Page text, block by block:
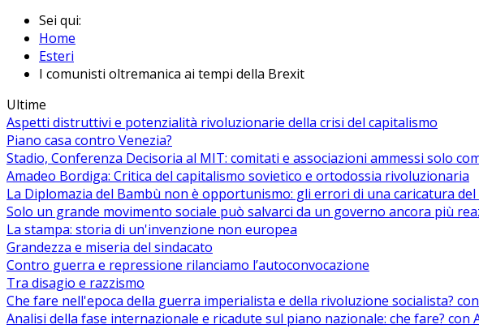
Sei qui:
Home
Esteri
I comunisti oltremanica ai tempi della Brexit
Ultime
Aspetti distruttivi e potenzialità rivoluzionarie della crisi del capitalismo
Piano casa contro Venezia?
Stadio, Conferenza Decisoria al MIT: comitati e associazioni ammessi solo
Amadeo Bordiga: Critica del capitalismo sovietico e ortodossia rivoluzionaria
La Diplomazia del Bambù non è opportunismo: gli errori di una caricatura del
Solo un grande movimento sociale può salvarci da un governo ancora più
La stampa: storia di un'invenzione non europea
Grandezza e miseria del sindacato
Contro guerra e repressione rilanciamo l’autoconvocazione
Tra disagio e razzismo
Che fare nell'epoca della guerra imperialista e della rivoluzione socialista?
Analisi della fase internazionale e ricadute sul piano nazionale: che fare? con